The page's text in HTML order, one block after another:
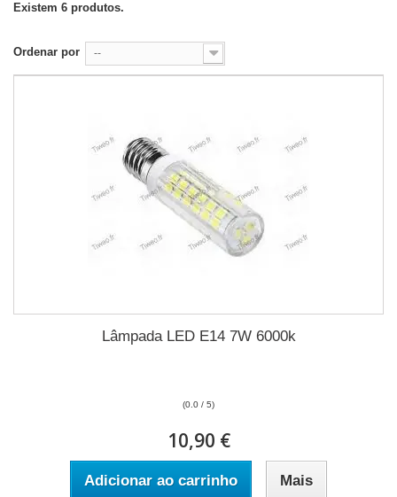
Existem 6 produtos.
Ordenar por --
Lâmpada LED E14 7W 6000k
(0.0 / 5)
10,90 €
Adicionar ao carrinho Mais